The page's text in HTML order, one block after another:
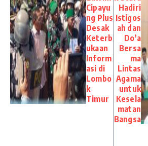
Cipayu
ng Plus
Desak
Keterb
ukaan
Inform
asi di
Lombo
k
Timur
Hadiri
Istigos
ah dan
Do’a
Bersa
ma
Lintas
Agama
untuk
Kesela
matan
Bangsa